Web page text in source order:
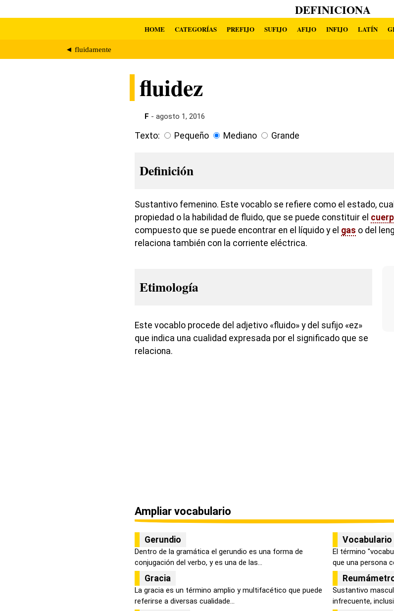
DEFINICIONA
HOME CATEGORÍAS PREFIJO SUFIJO AFIJO INFIJO LATÍN
◄ fluidamente
fluidez
F - agosto 1, 2016
Texto: Pequeño Mediano Grande
Definición
Sustantivo femenino. Este vocablo se refiere como el estado,
propiedad o la habilidad de fluido, que se puede constituir el
compuesto que se puede encontrar en el líquido y el gas o del
relaciona también con la corriente eléctrica.
Etimología
Este vocablo procede del adjetivo «fluido» y del sufijo «ez»
que indica una cualidad expresada por el significado que se
relaciona.
Ampliar vocabulario
Gerundio
Dentro de la gramática el gerundio es una forma de
conjugación del verbo, y es una de las...
Vocabulario
El término
que una persona
Gracia
La gracia es un término amplio y multifacético que puede
referirse a diversas cualidade...
Sustantivo
infrecuente,